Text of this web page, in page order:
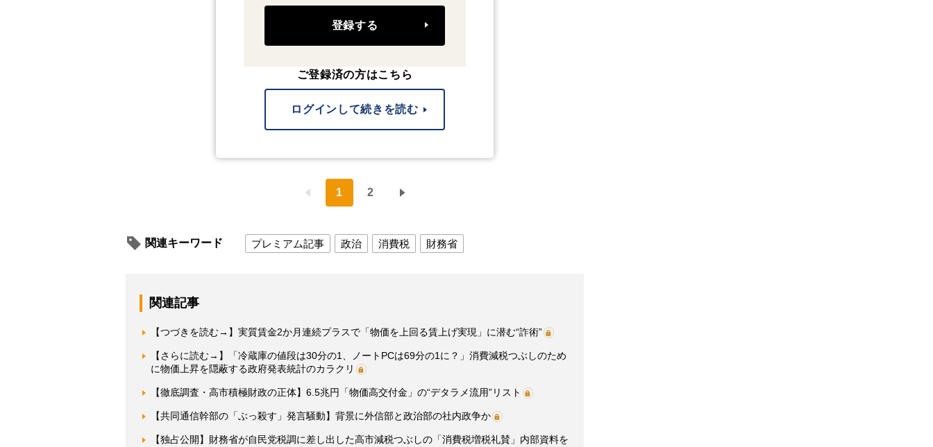
登録する
ご登録済の方はこちら
ログインして続きを読む
1 2
関連キーワード プレミアム記事 政治 消費税 財務省
関連記事
【つづきを読む→】実質賃金2か月連続プラスで「物価を上回る賃上げ実現」に潜む“詐術”
【さらに読む→】「冷蔵庫の値段は30分の1、ノートPCは69分の1に？」消費減税つぶしのため
に物価上昇を隠蔽する政府発表統計のカラクリ
【徹底調査・高市積極財政の正体】6.5兆円「物価高交付金」の“デタラメ流用”リスト
【共同通信幹部の「ぶっ殺す」発言騒動】背景に外信部と政治部の社内政争か
【独占公開】財務省が自民党税調に差し出した高市減税つぶしの「消費税増税礼賛」内部資料を